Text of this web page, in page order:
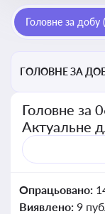
підприємств
Головне за добу
ГОЛОВНЕ ЗА
Головне за
Актуальне
Опрацьовано:
Виявлено: 9